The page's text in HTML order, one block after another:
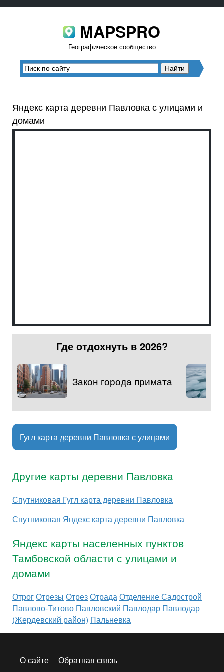
MAPSPRO
Географическое сообщество
Яндекс карта деревни Павловка с улицами и
домами
Где отдохнуть в 2026?
Закон города примата
Гугл карта деревни Павловка с улицами
Другие карты деревни Павловка
Спутниковая Гугл карта деревни Павловка
Спутниковая Яндекс карта деревни Павловка
Яндекс карты населенных пунктов
Тамбовской области с улицами и
домами
ОтрогОтрезы ОтрезОтрада Отделение Садострой
Павлово-Титово Павловский Павлодар Павлодар
(Жердевский район) Пальневка
О сайте Обратная связь